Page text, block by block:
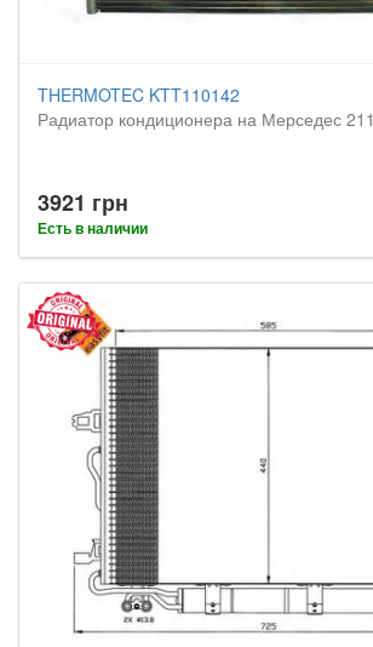
THERMOTEC KTT110142
Радиатор кондиционера на Мерседес 211
3921 грн
Есть в наличии